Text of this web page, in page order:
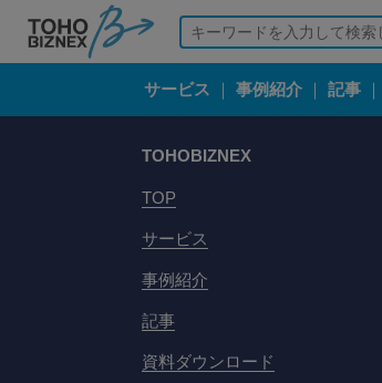
サービス ｜ 事例紹介 ｜ 記事 ｜
TOHOBIZNEX
TOP
サービス
事例紹介
記事
資料ダウンロード